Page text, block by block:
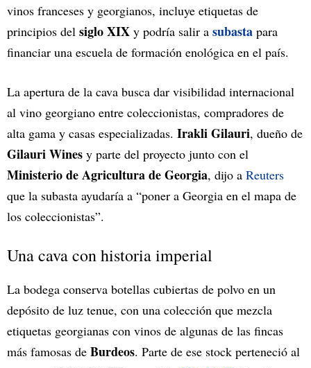
vinos franceses y georgianos, incluye etiquetas de
principios del siglo XIX y podría salir a subasta para
financiar una escuela de formación enológica en el país.
La apertura de la cava busca dar visibilidad internacional
al vino georgiano entre coleccionistas, compradores de
alta gama y casas especializadas. Irakli Gilauri, dueño de
Gilauri Wines y parte del proyecto junto con el
Ministerio de Agricultura de Georgia, dijo a Reuters
que la subasta ayudaría a “poner a Georgia en el mapa de
los coleccionistas”.
Una cava con historia imperial
La bodega conserva botellas cubiertas de polvo en un
depósito de luz tenue, con una colección que mezcla
etiquetas georgianas con vinos de algunas de las fincas
más famosas de Burdeos. Parte de ese stock perteneció al